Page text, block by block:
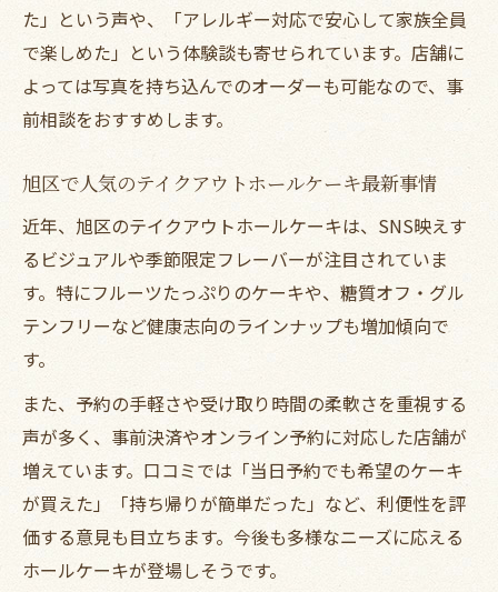
テイクアウトでお祝いシーンに合うケーキ
演出法
ホールケーキのテイクアウト活用アイデア
を提案
び方
テイクアウトでも華やかなお祝いを実現す
る工夫
家族や友人と楽しむテイクアウトホールケ
ーキ活用術
た」という声や、「アレルギー対応で安心して家族全員
で楽しめた」という体験談も寄せられています。店舗に
よっては写真を持ち込んでのオーダーも可能なので、事
前相談をおすすめします。
旭区で人気のテイクアウトホールケーキ最新事情
近年、旭区のテイクアウトホールケーキは、SNS映えす
るビジュアルや季節限定フレーバーが注目されていま
す。特にフルーツたっぷりのケーキや、糖質オフ・グル
テンフリーなど健康志向のラインナップも増加傾向で
す。
また、予約の手軽さや受け取り時間の柔軟さを重視する
声が多く、事前決済やオンライン予約に対応した店舗が
増えています。口コミでは「当日予約でも希望のケーキ
が買えた」「持ち帰りが簡単だった」など、利便性を評
価する意見も目立ちます。今後も多様なニーズに応える
ホールケーキが登場しそうです。